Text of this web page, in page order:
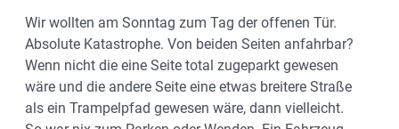
Wir wollten am Sonntag zum Tag der offenen Tür.
Absolute Katastrophe. Von beiden Seiten anfahrbar?
Wenn nicht die eine Seite total zugeparkt gewesen
wäre und die andere Seite eine etwas breitere Straße
als ein Trampelpfad gewesen wäre, dann vielleicht.